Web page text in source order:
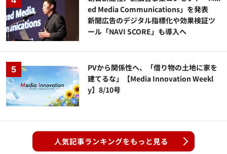
ed Media Communications」を発表
新聞広告のデジタル指標化や効果検証ツ
ール「NAVI SCORE」も導入へ
PVから関係性へ、「借り物の土地に家を
建てるな」【Media Innovation Weekl
y】8/10号
人気記事ランキングをもっと見る